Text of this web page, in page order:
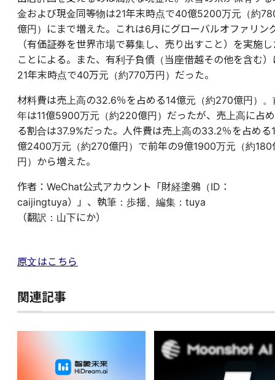
金および現金同等物は21年末時点で40億5200万元（約
億円）にまで増えた。これは6月にグローバルオファリン
（有価証券を世界市場で募集し、売り出すこと）を実施し
ことによる。また、有利子負債（当座借越その他を含む）
21年末時点で40万元（約770万円）だった。
材料費は売上高の32.6％を占める14億元（約270億円）。
年は11億5900万元（約220億円）だったが、売上高に占め
る割合は37.9%だった。人件費は売上高の33.2％を占める
億2400万元（約270億円）で前年の9億1900万元（約180
円）から増えた。
作者：WeChat公式アカウント「財経塗鴉（ID：
caijingtuya）」、執筆：歩揺、編集：tuya
（翻訳：山下にか）
原文はこちら
関連記事